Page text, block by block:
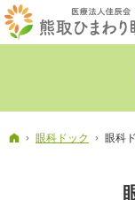
ホーム
眼科ドック 眼科